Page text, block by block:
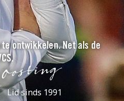
ontwikkelen. Net als de
Lid sinds 1991